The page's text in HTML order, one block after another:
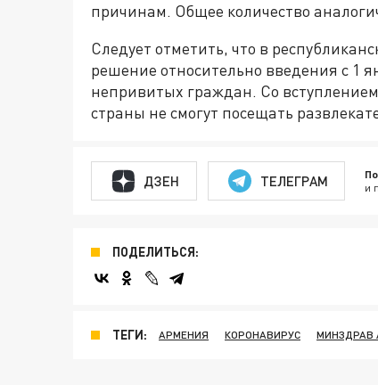
причинам. Общее количество
Следует отметить, что в
решение относительно введения с 1
непривитых граждан. Со
страны не смогут посещать
ДЗЕН ТЕЛЕГРАМ и
ПОДЕЛИТЬСЯ:
ТЕГИ: АРМЕНИЯ КОРОНАВИРУС МИНЗДРАВ